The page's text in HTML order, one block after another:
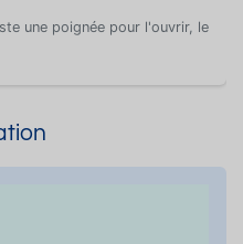
une poignée pour l'ouvrir, le